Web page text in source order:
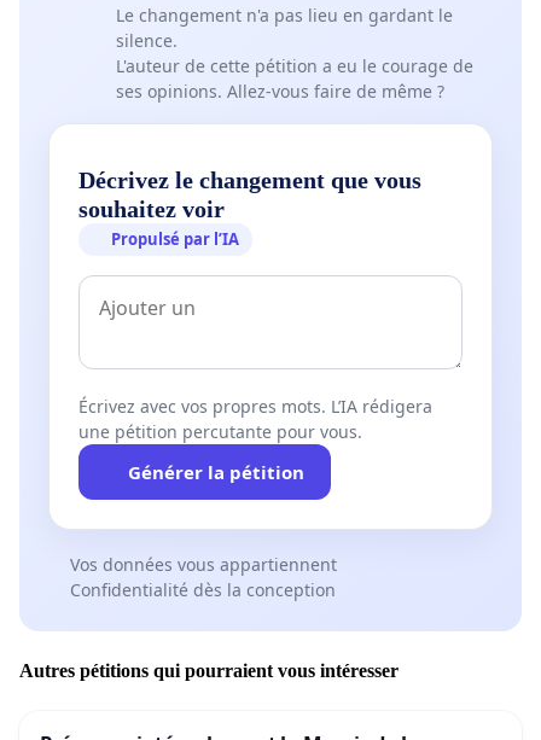
Le changement n'a pas lieu en gardant le
silence.
L'auteur de cette pétition a eu le courage de
ses opinions. Allez-vous faire de même ?
Décrivez le changement que vous
souhaitez voir
Propulsé par l’IA
Écrivez avec vos propres mots. L’IA rédigera
une pétition percutante pour vous.
Générer la pétition
Vos données vous appartiennent
Confidentialité dès la conception
Autres pétitions qui pourraient vous intéresser